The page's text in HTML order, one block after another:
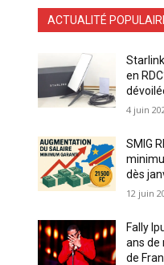
ACTUALITÉ
en
4 juin
SMIG
dès
12 juin
Fally
ans de
de